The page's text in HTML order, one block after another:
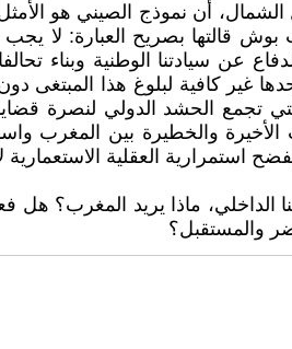
الشمال، أن نموذج الصيني هو
بوش قالتها بصريح العبارة: لا
عن سيادتنا الوطنية وبناء
غير كافية لبلوغ هذا
تجمع الحشد الدولي لنصرة
الأخيرة والخطيرة بين المغرب
استمرارية العقلية
الداخلي، ماذا يريد المغرب؟
والمستقبل؟